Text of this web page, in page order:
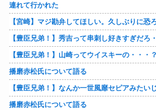
連れて行かれた
【豊臣兄弟！】秀吉って串刺し好きすぎだろ
【豊臣兄弟！】山崎ってウイスキーの・・・？
播磨赤松氏について語る
【豊臣兄弟！】なんか一世風靡セピアみたい
播磨赤松氏について語る